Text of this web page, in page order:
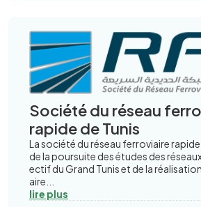
Société du réseau
rapide de Tunis
La société du réseau ferroviaire
de la poursuite des études des
ectif du Grand Tunis et de la
aire...
lire plus